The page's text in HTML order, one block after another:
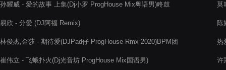
孙耀威 - 爱的故事 上集(Dj小罗 ProgHouse Mix粤语男)咚鼓
易欣 - 分爱 (DJ阿福 Remix)
林俊杰,金莎 - 期待爱(DJPad仔 ProgHouse Rmx 2020)BPM团
崔伟立 - 飞蛾扑火(Dj光音坊 ProgHouse Mix国语男)
莫
陈
热
许